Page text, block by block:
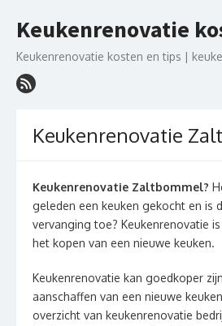
naar
inhoud
Keukenrenovatie
Keukenrenovatie kosten en tips |
Keukenrenovatie
Keukenrenovatie Zaltbommel?
geleden een keuken gekocht en is
vervanging toe? Keukenrenovatie
het kopen van een nieuwe keuken.
Keukenrenovatie kan goedkoper
aanschaffen van een nieuwe
overzicht van keukenrenovatie